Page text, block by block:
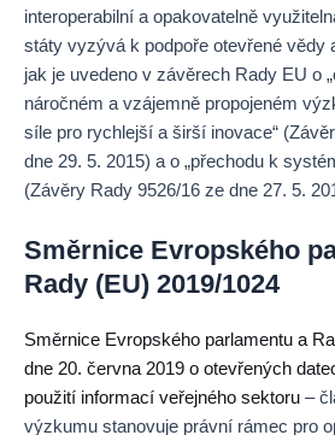
interoperabilní a opakovatelně
státy vyzývá k podpoře otevřené vědy
jak je uvedeno v závěrech Rady EU o
náročném a vzájemně propojeném
síle pro rychlejší a širší inovace“
dne 29. 5. 2015) a o „přechodu k
(Závěry Rady 9526/16 ze dne 27. 5.
Směrnice Evropského
Rady (EU) 2019/1024
Směrnice Evropského parlamentu a
dne 20. června 2019 o otevřených
použití informací veřejného sektoru –
výzkumu stanovuje právní rámec pro